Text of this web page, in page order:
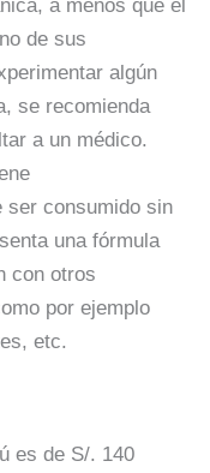
a menos que el
de sus
algún
se recomienda
a un médico.
ser consumido sin
una fórmula
con otros
por ejemplo
etc.
es de S/. 140